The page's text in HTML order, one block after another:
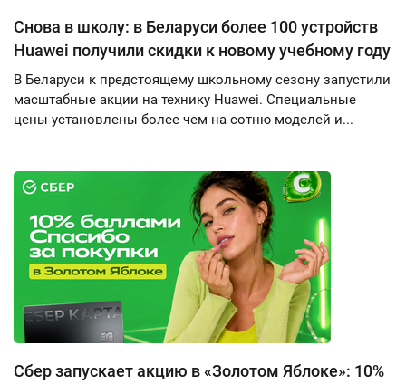
Снова в школу: в Беларуси более 100 устройств
Huawei получили скидки к новому учебному году
В Беларуси к предстоящему школьному сезону запустили
масштабные акции на технику Huawei. Специальные
цены установлены более чем на сотню моделей и...
Сбер запускает акцию в «Золотом Яблоке»: 10%